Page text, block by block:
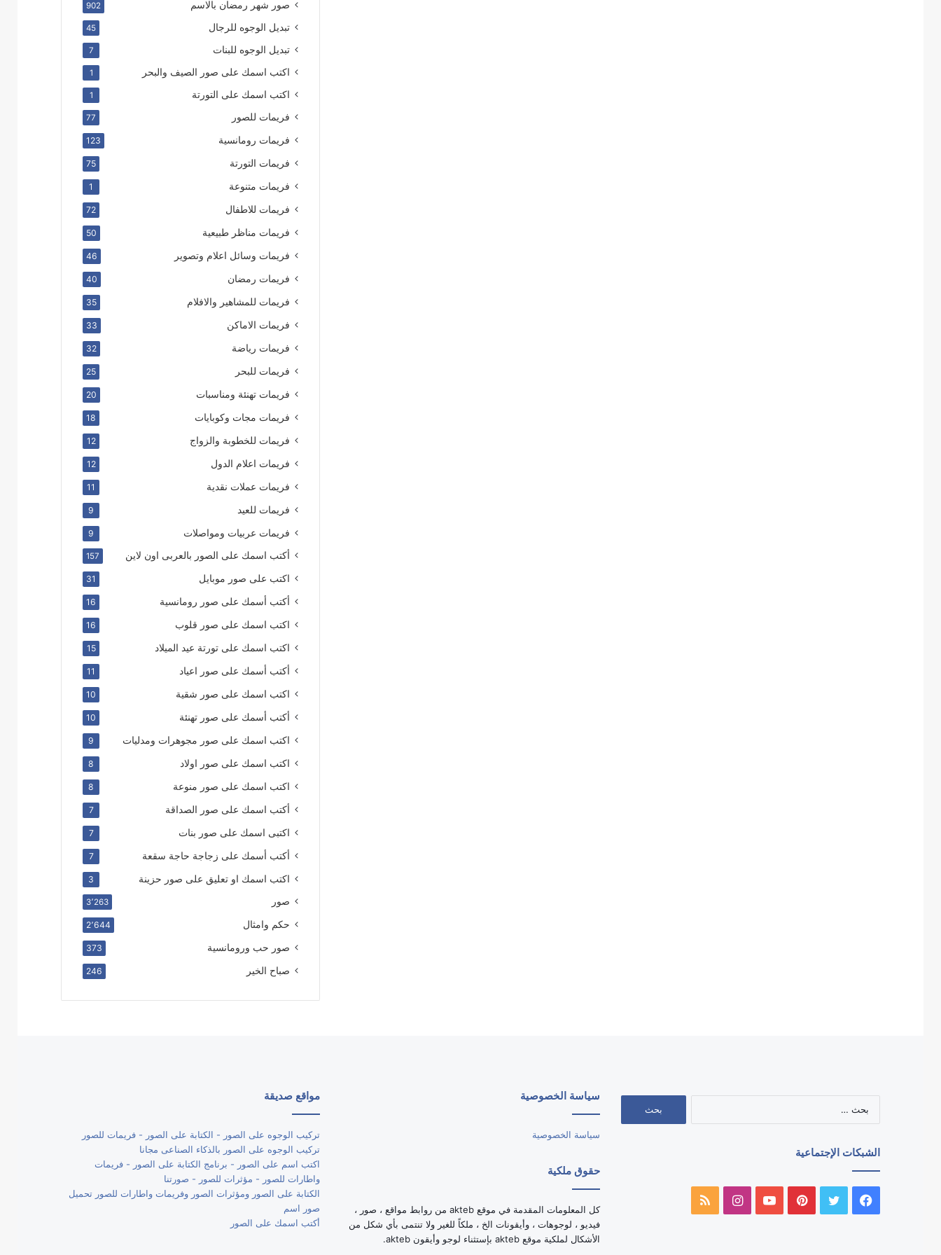
صور شهر رمضان بالاسم 902
تبديل الوجوه للرجال 45
تبديل الوجوه للبنات 7
اكتب اسمك على صور الصيف والبحر 1
اكتب اسمك على التورتة 1
فريمات للصور 77
فريمات رومانسية 123
فريمات التورتة 75
فريمات متنوعة 1
فريمات للاطفال 72
فريمات مناظر طبيعية 50
فريمات وسائل اعلام وتصوير 46
فريمات رمضان 40
فريمات للمشاهير والافلام 35
فريمات الاماكن 33
فريمات رياضة 32
فريمات للبحر 25
فريمات تهنئة ومناسبات 20
فريمات مجات وكوبايات 18
فريمات للخطوبة والزواج 12
فريمات اعلام الدول 12
فريمات عملات نقدية 11
فريمات للعيد 9
فريمات عربيات ومواصلات 9
أكتب اسمك على الصور بالعربى اون لاين 157
اكتب على صور موبايل 31
أكتب أسمك على صور رومانسية 16
اكتب اسمك على صور قلوب 16
اكتب اسمك على تورتة عيد الميلاد 15
أكتب أسمك على صور اعياد 11
اكتب اسمك على صور شقية 10
أكتب أسمك على صور تهنئة 10
اكتب اسمك على صور مجوهرات ومدليات 9
اكتب اسمك على صور اولاد 8
اكتب اسمك على صور منوعة 8
أكتب اسمك على صور الصداقة 7
اكتبى اسمك على صور بنات 7
أكتب أسمك على زجاجة حاجة سقعة 7
اكتب اسمك او تعليق على صور حزينة 3
صور 3٬263
حكم وامثال 2٬644
صور حب ورومانسية 373
صباح الخير 246
الشبكات الإجتماعية
فيسبوك تويتر بينتيريستيوتيوبانستقرامملخص
سياسة الخصوصية
سياسة الخصوصية
حقوق ملكية
كل المعلومات المقدمة في موقع akteb من روابط مواقع ، صور ،
فيديو ، لوجوهات ، وأيقونات الخ ، ملكاً للغير ولا تنتمى بأي شكل من
الأشكال لملكية موقع akteb بإستثناء لوجو وأيقون akteb.
مواقع صديقة
تركيب الوجوه على الصور - الكتابة على الصور - فريمات للصور
تركيب الوجوه على الصور بالذكاء الصناعى مجانا
اكتب اسم على الصور - برنامج الكتابة على الصور - فريمات
واطارات للصور - مؤثرات للصور - صورتنا
الكتابة على الصور ومؤثرات الصور وفريمات واطارات للصور تحميل
صور اسم
أكتب اسمك على الصور